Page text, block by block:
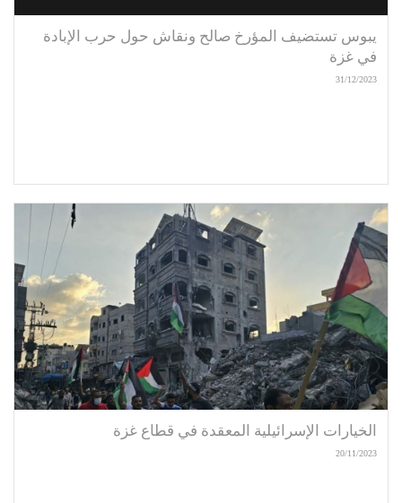
يبوس تستضيف المؤرخ صالح ونقاش حول حرب الإبادة
في غزة
31/12/2023
الخيارات الإسرائيلية المعقدة في قطاع غزة
20/11/2023